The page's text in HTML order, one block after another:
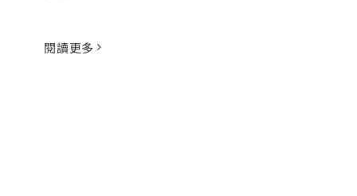
閱讀更多